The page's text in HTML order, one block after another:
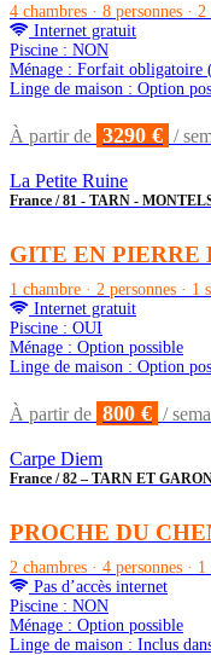
4 chambres · 8 personnes ·
Internet gratuit
Piscine : NON
Ménage : Forfait obligatoire
Linge de maison : Option
À partir de 3290 € /
La Petite Ruine
France / 81 - TARN -
GITE EN PIERRE
1 chambre · 2 personnes · 1
Internet gratuit
Piscine : OUI
Ménage : Option possible
Linge de maison : Option
À partir de 800 € /
Carpe Diem
France / 82 – TARN ET
PROCHE DU
2 chambres · 4 personnes ·
Pas d’accès internet
Piscine : NON
Ménage : Option possible
Linge de maison : Inclus